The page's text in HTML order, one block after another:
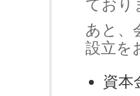
ており
あと、
設立を
資本